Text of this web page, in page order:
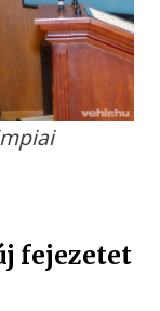
fejezetet